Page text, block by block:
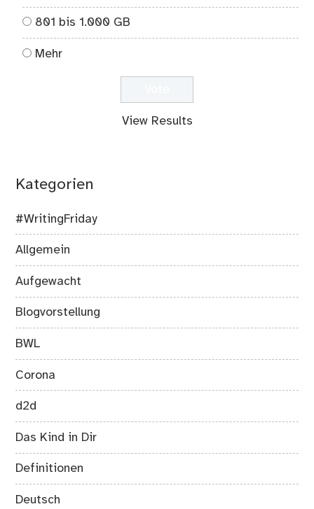
801 bis 1.000 GB
Mehr
View Results
Kategorien
#WritingFriday
Allgemein
Aufgewacht
Blogvorstellung
BWL
Corona
d2d
Das Kind in Dir
Definitionen
Deutsch